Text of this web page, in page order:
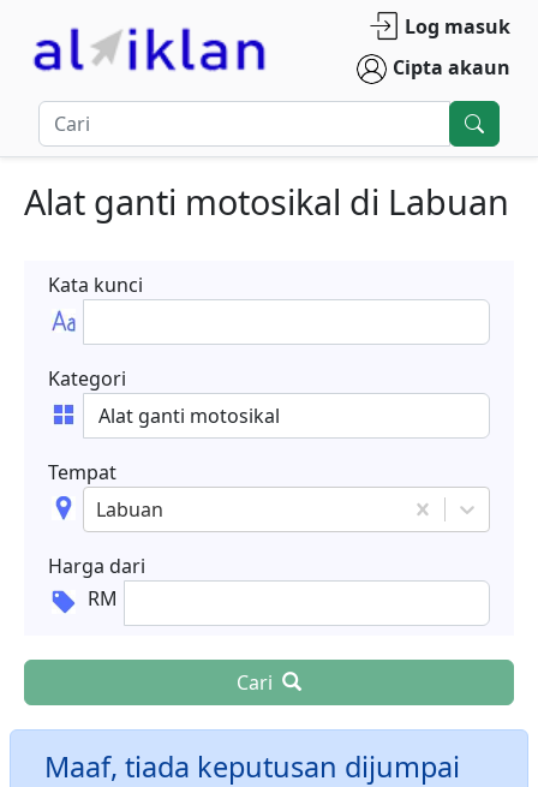
Log masuk
Cipta akaun
Alat ganti motosikal di Labuan
Kata kunci
Kategori
Tempat
Labuan
Harga dari
RM
Cari
Maaf, tiada keputusan dijumpai